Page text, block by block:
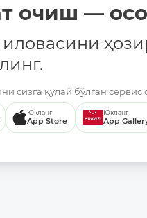
очиш —
иловасини
сизга қулай бўлган сервис
Юкланг
App Store
Юкланг
App